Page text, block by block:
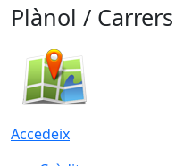
Plànol / Carrers
Accedeix